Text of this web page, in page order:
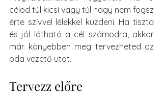
célod túl kicsi vagy túl nagy nem fogsz
érte szívvel lélekkel küzdeni. Ha tiszta
és jól látható a cél számodra, akkor
már könyebben meg tervezheted az
oda vezető utat.
Tervezz előre